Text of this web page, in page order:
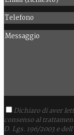
Dichiaro di aver
consenso al
D. Lgs. 196/2003 e